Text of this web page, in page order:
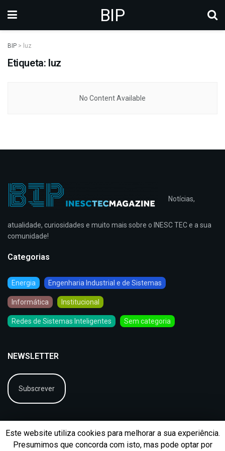
BIP
BIP > luz
Etiqueta: luz
No Content Available
Notícias,
atualidade, curiosidades e muito mais sobre o INESC TEC e a sua
comunidade!
Categorias
Energia Engenharia Industrial e de Sistemas
Informática Institucional
Redes de Sistemas Inteligentes Sem categoria
NEWSLETTER
Subscrever
Este website utiliza cookies para melhorar a sua experiência.
Presumimos que concorda com isto, mas pode optar por